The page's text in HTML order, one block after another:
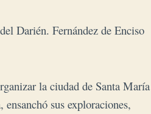
Darién. Fernández de Enciso
la ciudad de Santa María
sus exploraciones,